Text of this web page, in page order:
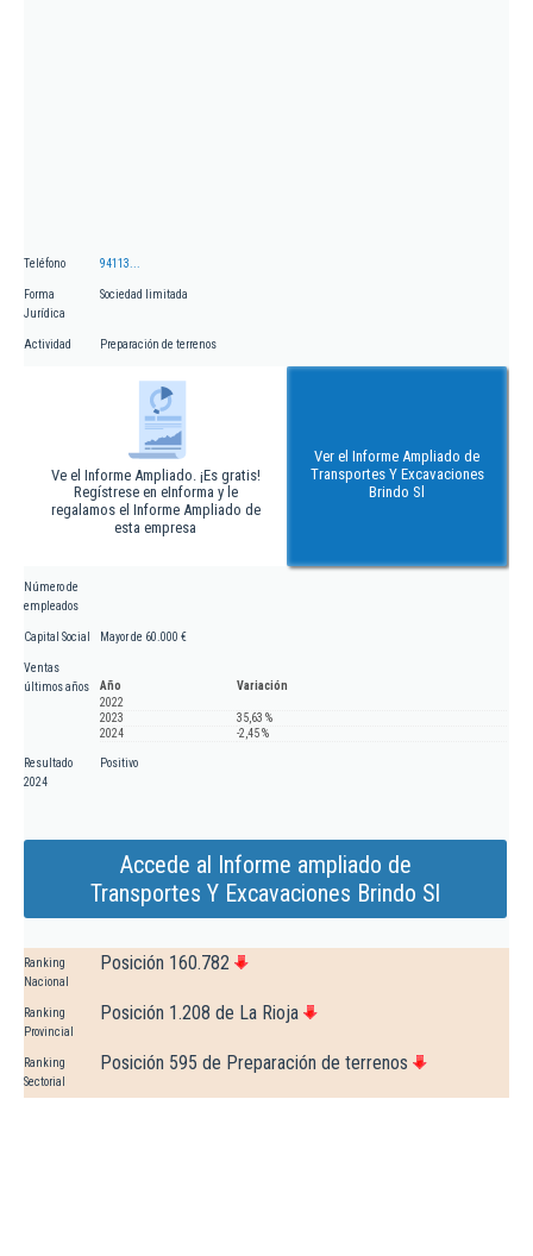
Teléfono 94113...
Forma
Jurídica
Sociedad limitada
Actividad Preparación de terrenos
Ve el Informe Ampliado. ¡Es gratis!
Regístrese en eInforma y le
regalamos el Informe Ampliado de
esta empresa
Ver el Informe Ampliado de
Transportes Y Excavaciones
Brindo Sl
Número de
empleados
Capital Social Mayor de 60.000 €
Ventas
últimos años
Año
Variación
2022
2023
35,63 %
2024
-2,45 %
Resultado
2024
Positivo
Accede al Informe ampliado de
Transportes Y Excavaciones Brindo Sl
Ranking
Nacional
Posición 160.782
Ranking
Provincial
Posición 1.208 de La Rioja
Ranking
Sectorial
Posición 595 de Preparación de terrenos